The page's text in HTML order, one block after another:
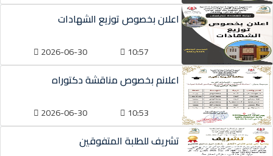
اعلان بخصوص توزيع الشهادات
10:57
2026-06-30
اعلانم بخصوص مناقشة دكتوراه
10:53
2026-06-30
تشريف للطلبة المتفوقين